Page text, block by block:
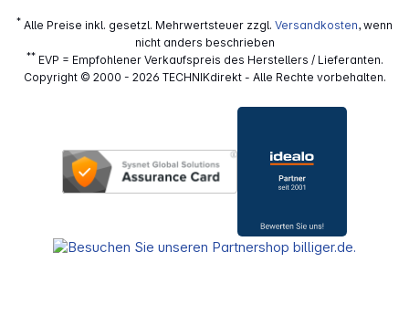
* Alle Preise inkl. gesetzl. Mehrwertsteuer zzgl. Versandkosten, wenn
nicht anders beschrieben
**EVP = Empfohlener Verkaufspreis des Herstellers / Lieferanten.
Copyright © 2000 - 2026 TECHNIKdirekt - Alle Rechte vorbehalten.